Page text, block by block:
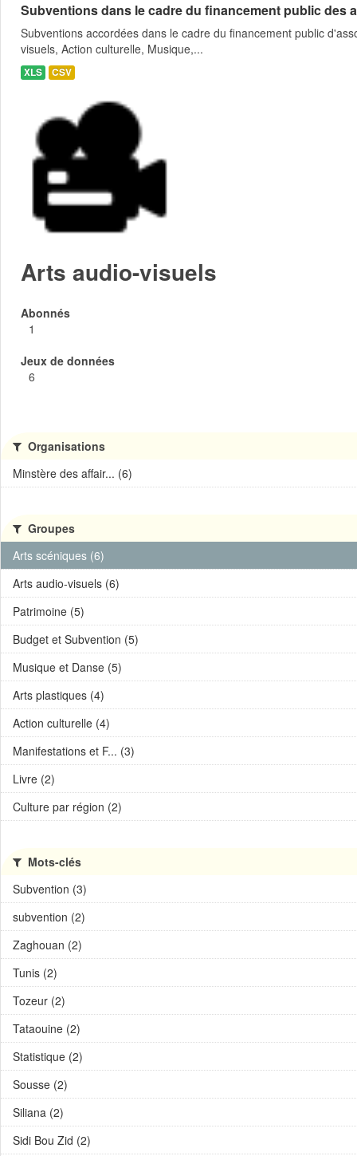
Subventions dans le cadre du financement public des
Subventions accordées dans le cadre du financement public
visuels, Action culturelle, Musique,...
XLS CSV
Arts audio-visuels
Abonnés
1
Jeux de données
6
Organisations
Minstère des affair... (6)
Groupes
Arts scéniques (6)
Arts audio-visuels (6)
Patrimoine (5)
Budget et Subvention (5)
Musique et Danse (5)
Arts plastiques (4)
Action culturelle (4)
Manifestations et F... (3)
Livre (2)
Culture par région (2)
Mots-clés
Subvention (3)
subvention (2)
Zaghouan (2)
Tunis (2)
Tozeur (2)
Tataouine (2)
Statistique (2)
Sousse (2)
Siliana (2)
Sidi Bou Zid (2)